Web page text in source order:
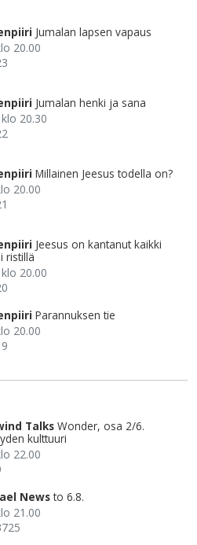
Jumalan lapsen vapaus
20.00
Jumalan henki ja sana
20.30
Millainen Jeesus todella on?
20.00
Jeesus on kantanut kaikki
ristillä
20.00
Parannuksen tie
20.00
Talks Wonder, osa 2/6.
kulttuuri
22.00
News to 6.8.
21.00